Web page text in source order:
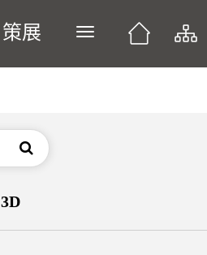
策展 展開或關閉主選單
搜尋
3D